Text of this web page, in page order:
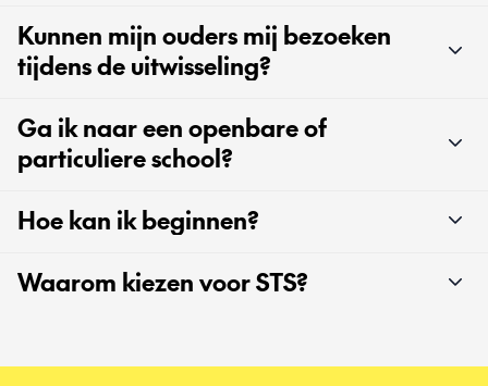
Kunnen mijn ouders mij bezoeken
tijdens de uitwisseling?
Ga ik naar een openbare of
particuliere school?
Hoe kan ik beginnen?
Waarom kiezen voor STS?